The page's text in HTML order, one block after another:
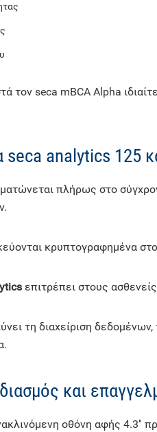
τον seca mBCA Alpha
analytics 125
πλήρως στο
κρυπτογραφημένα
επιτρέπει στους
τη διαχείριση
και
οθόνη αφής 4.3''